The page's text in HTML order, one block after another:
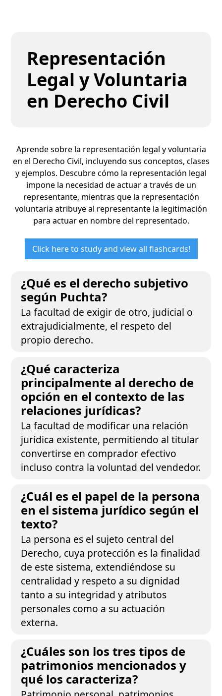
Representación
Legal y Voluntaria
en Derecho Civil
Aprende sobre la representación legal y voluntaria
en el Derecho Civil, incluyendo sus conceptos, clases
y ejemplos. Descubre cómo la representación legal
impone la necesidad de actuar a través de un
representante, mientras que la representación
voluntaria atribuye al representante la legitimación
para actuar en nombre del representado.
Click here to study and view all flashcards!
¿Qué es el derecho subjetivo
según Puchta?
La facultad de exigir de otro, judicial o
extrajudicialmente, el respeto del
propio derecho.
¿Qué caracteriza
principalmente al derecho de
opción en el contexto de las
relaciones jurídicas?
La facultad de modificar una relación
jurídica existente, permitiendo al titular
convertirse en comprador efectivo
incluso contra la voluntad del vendedor.
¿Cuál es el papel de la persona
en el sistema jurídico según el
texto?
La persona es el sujeto central del
Derecho, cuya protección es la finalidad
de este sistema, extendiéndose su
centralidad y respeto a su dignidad
tanto a su integridad y atributos
personales como a su actuación
externa.
¿Cuáles son los tres tipos de
patrimonios mencionados y
qué los caracteriza?